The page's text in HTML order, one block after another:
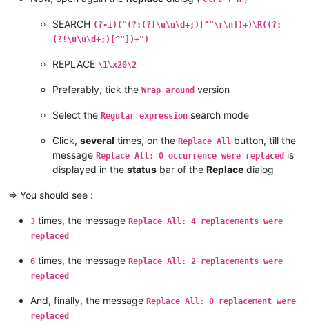
BUSCOMICASA.ES
Soluciones Inmobiliarias Integrales
Encuentra más en http://
XX12345;Mari Serrano;Mari
El piso se encuentra ubicado en el Centro histórico de la
El piso, ubicado en la primera planta del bloque, dispone
El piso se entrega amueblado, tal y como se observa en
BUSCOMICASA.ES
Soluciones Inmobiliarias Integrales
SEARCH (?-i)("(?:(?!\u\u\d+;)[^"\r\n])+)\R((?:
(?!\u\u\d+;)[^"])+")
REPLACE \1\x20\2
Preferably, tick the Wrap around version
Select the Regular expression search mode
Click, several times, on the Replace All button, till the
message Replace All: 0 occurrence were replaced is
displayed in the status bar of the Replace dialog
=> You should see :
3 times, the message Replace All: 4 replacements were
replaced
6 times, the message Replace All: 2 replacements were
replaced
And, finally, the message Replace All: 0 replacement were
replaced